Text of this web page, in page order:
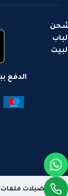
تفضيلات ملفات
لباب
الدفع